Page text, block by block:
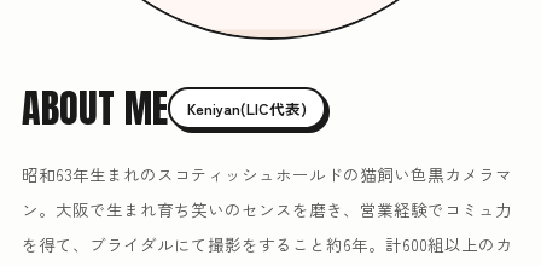
ABOUT ME Keniyan(LIC代表)
昭和63年生まれのスコティッシュホールドの猫飼い色黒カメラマ
ン。大阪で生まれ育ち笑いのセンスを磨き、営業経験でコミュ力
を得て、ブライダルにて撮影をすること約6年。計600組以上のカ